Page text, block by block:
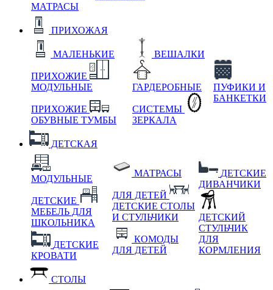
МАТРАСЫ
ПРИХОЖАЯ
МАЛЕНЬКИЕ
ПРИХОЖИЕ
МОДУЛЬНЫЕ
ПРИХОЖИЕ
ОБУВНЫЕ ТУМБЫ
ВЕШАЛКИ
ГАРДЕРОБНЫЕ
СИСТЕМЫ
ЗЕРКАЛА
ПУФИКИ И
БАНКЕТКИ
ДЕТСКАЯ
МОДУЛЬНЫЕ
ДЕТСКИЕ
МЕБЕЛЬ ДЛЯ
ШКОЛЬНИКА
ДЕТСКИЕ
КРОВАТИ
МАТРАСЫ
ДЛЯ ДЕТЕЙ
ДЕТСКИЕ СТОЛЫ
И СТУЛЬЧИКИ
КОМОДЫ
ДЛЯ ДЕТЕЙ
ДЕТСКИЕ
ДИВАНЧИКИ
ДЕТСКИЙ
СТУЛЬЧИК
ДЛЯ
КОРМЛЕНИЯ
СТОЛЫ